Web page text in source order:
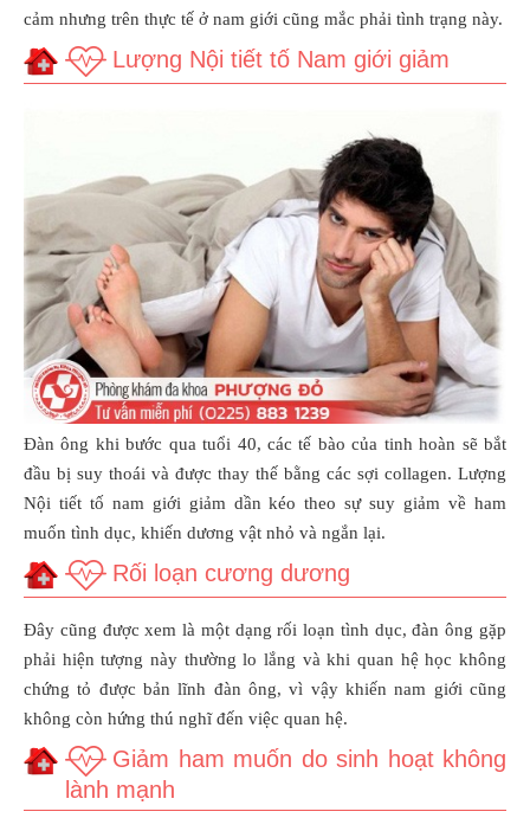
cảm nhưng trên thực tế ở nam giới cũng mắc phải tình trạng này.
Lượng Nội tiết tố Nam giới giảm
Đàn ông khi bước qua tuổi 40, các tế bào của tinh hoàn sẽ bắt
đầu bị suy thoái và được thay thế bằng các sợi collagen. Lượng
Nội tiết tố nam giới giảm dần kéo theo sự suy giảm về ham
muốn tình dục, khiến dương vật nhỏ và ngắn lại.
Rối loạn cương dương
Đây cũng được xem là một dạng rối loạn tình dục, đàn ông gặp
phải hiện tượng này thường lo lắng và khi quan hệ học không
chứng tỏ được bản lĩnh đàn ông, vì vậy khiến nam giới cũng
không còn hứng thú nghĩ đến việc quan hệ.
Giảm ham muốn do sinh hoạt không
lành mạnh